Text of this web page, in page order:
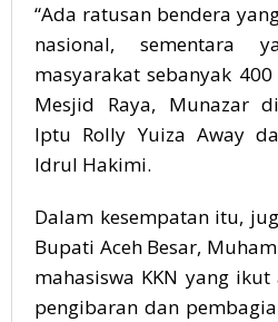
“Ada ratusan bendera
nasional, sementara
masyarakat sebanyak
Mesjid Raya, Munazar
Iptu Rolly Yuiza Away
Idrul Hakimi.
Dalam kesempatan itu,
Bupati Aceh Besar,
mahasiswa KKN yang
pengibaran dan